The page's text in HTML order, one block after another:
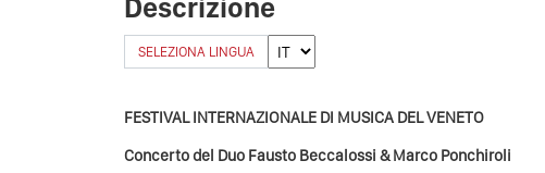
Descrizione
SELEZIONA LINGUA
FESTIVAL INTERNAZIONALE DI MUSICA DEL VENETO
Concerto del Duo Fausto Beccalossi & Marco Ponchiroli